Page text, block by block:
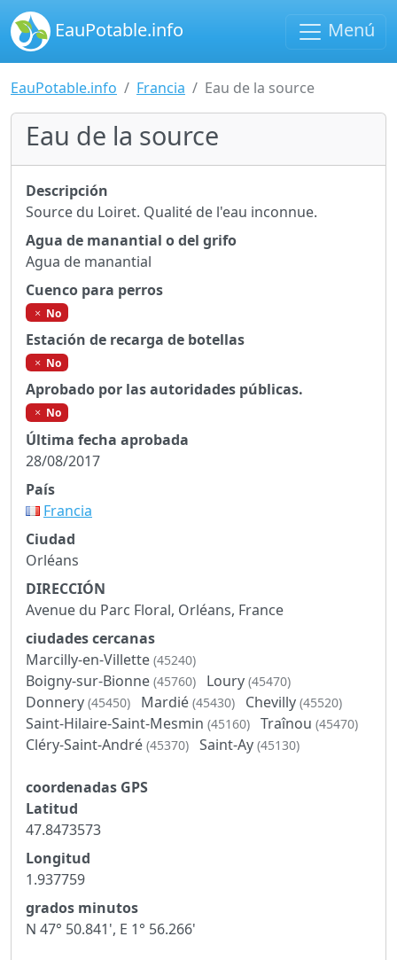
EauPotable.info Menú
EauPotable.info Francia Eau de la source
Eau de la source
Descripción
Source du Loiret. Qualité de l'eau inconnue.
Agua de manantial o del grifo
Agua de manantial
Cuenco para perros
No
Estación de recarga de botellas
No
Aprobado por las autoridades públicas.
No
Última fecha aprobada
28/08/2017
País
Francia
Ciudad
Orléans
DIRECCIÓN
Avenue du Parc Floral, Orléans, France
ciudades cercanas
Marcilly-en-Villette (45240)
Boigny-sur-Bionne (45760) Loury (45470)
Donnery (45450) Mardié (45430) Chevilly (45520)
Saint-Hilaire-Saint-Mesmin (45160) Traînou (45470)
Cléry-Saint-André (45370) Saint-Ay (45130)
coordenadas GPS
Latitud
47.8473573
Longitud
1.937759
grados minutos
N 47° 50.841', E 1° 56.266'